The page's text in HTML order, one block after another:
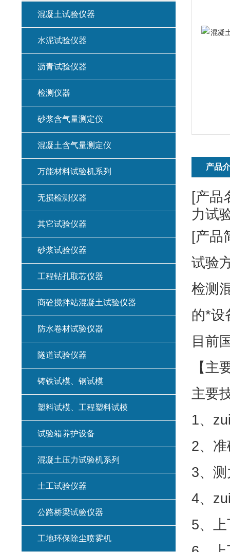
产品
[产品
力试
[产品
试验
检测
的*设
目前
【主
主要
1、
2、
3、
4、
5、
混凝土试验仪器
水泥试验仪器
沥青试验仪器
检测仪器
砂浆含气量测定仪
混凝土含气量测定仪
万能材料试验机系列
无损检测仪器
其它试验仪器
砂浆试验仪器
工程钻孔取芯仪器
商砼搅拌站混凝土试验仪器
防水卷材试验仪器
隧道试验仪器
铸铁试模、钢试模
塑料试模、工程塑料试模
试验箱养护设备
混凝土压力试验机系列
土工试验仪器
公路桥梁试验仪器
工地环保除尘喷雾机